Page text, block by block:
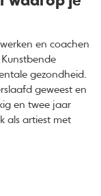
en coachen
gezondheid.
geweest en
en twee jaar
als artiest met